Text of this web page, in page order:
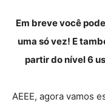
Em breve você
uma só vez! E
partir do nível 6
AEEE, agora vamos